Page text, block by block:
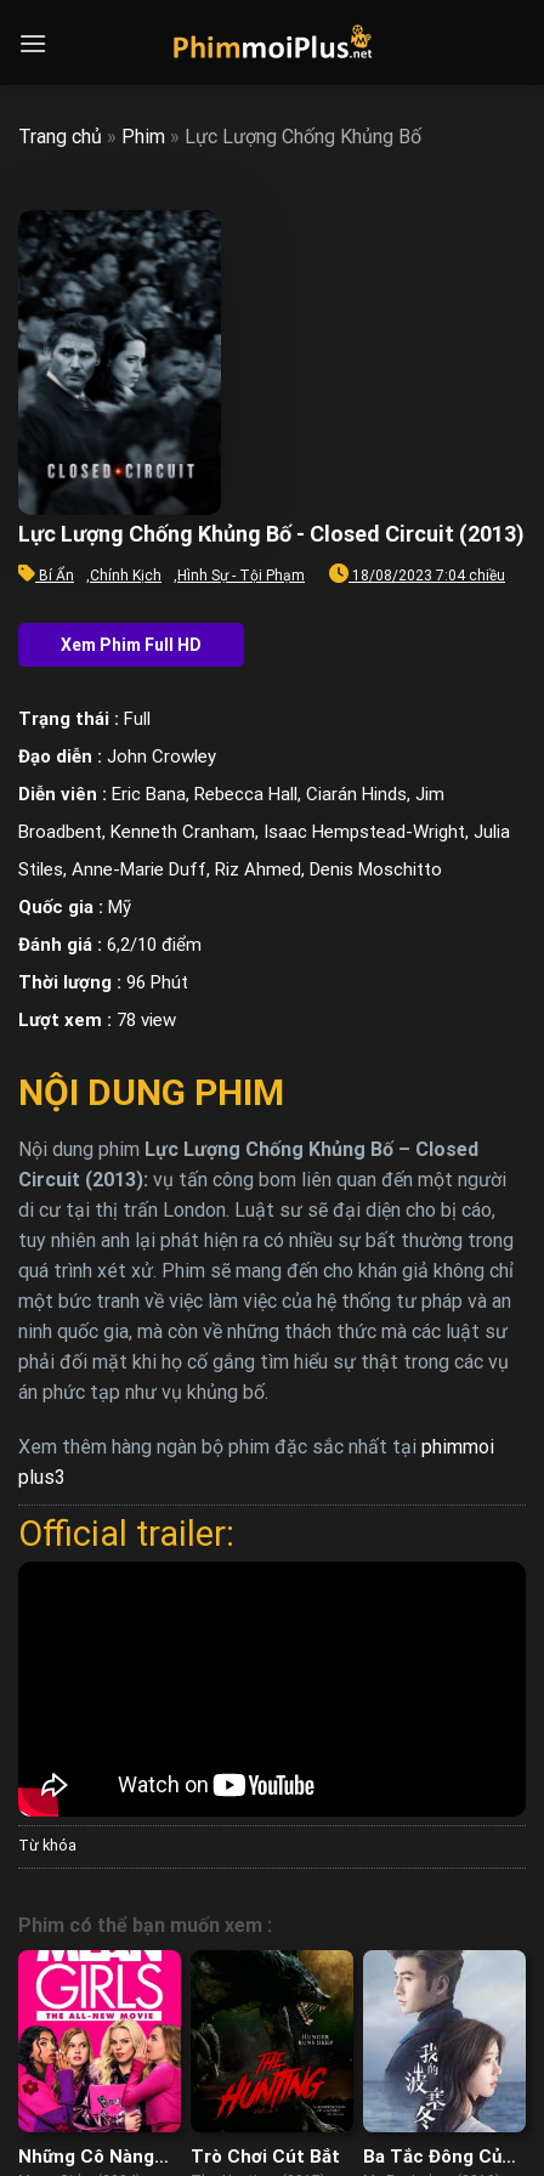
Trang chủ » Phim » Lực Lượng Chống Khủng Bố
Lực Lượng Chống Khủng Bố - Closed Circuit (2013)
Bí Ẩn ,Chính Kịch , Hình Sự - Tội Phạm 18/08/2023 7:04 chiều
Trạng thái : Full
Đạo diễn : John Crowley
Diễn viên : Eric Bana, Rebecca Hall, Ciarán Hinds, Jim
Broadbent, Kenneth Cranham, Isaac Hempstead-Wright, Julia
Stiles, Anne-Marie Duff, Riz Ahmed, Denis Moschitto
Quốc gia : Mỹ
Đánh giá : 6,2/10 điểm
Thời lượng : 96 Phút
Lượt xem : 78 view
NỘI DUNG PHIM
Nội dung phim Lực Lượng Chống Khủng Bố – Closed
Circuit (2013): vụ tấn công bom liên quan đến một người
di cư tại thị trấn London. Luật sư sẽ đại diện cho bị cáo,
tuy nhiên anh lại phát hiện ra có nhiều sự bất thường trong
quá trình xét xử. Phim sẽ mang đến cho khán giả không chỉ
một bức tranh về việc làm việc của hệ thống tư pháp và an
ninh quốc gia, mà còn về những thách thức mà các luật sư
phải đối mặt khi họ cố gắng tìm hiểu sự thật trong các vụ
án phức tạp như vụ khủng bố.
Xem thêm hàng ngàn bộ phim đặc sắc nhất tại phimmoi
plus3
Official trailer:
Từ khóa
Phim có thể bạn muốn xem :
Những Cô Nàng
Trò Chơi Cút Bắt
Ba Tắc Đông Của